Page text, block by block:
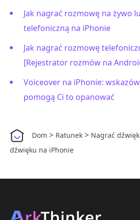
Jak nagrać rozmowę na żywo
telefoniczną na iPhonie
Jak nagrać rozmowę
[Rejestrator rozmów na
Voiceover na iPhonie:
pomogą Ci to opanować
Dom > Ratunek > Nagrać dźwięk
dźwięku na iPhonie